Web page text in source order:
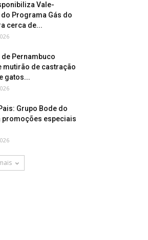
Vale-
do Programa Gás do
cerca de...
de Pernambuco
mutirão de castração
gatos...
Grupo Bode do
promoções especiais